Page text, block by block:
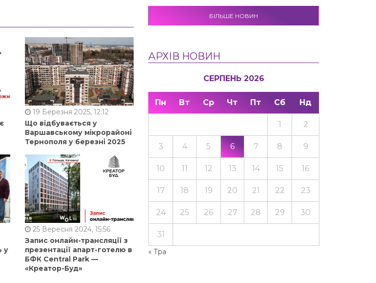
19 Березня 2025, 12:12
Що відбувається у
Варшавському мікрорайоні
Тернополя у березні 2025
у
25 Вересня 2024, 15:56
Запис онлайн-трансляції з
презентації апарт-готелю в
БФК Central Park —
«Креатор-Буд»
БІЛЬШЕ НОВИН
АРХІВ НОВИН
СЕРПЕНЬ 2026
Пн Вт Ср Чт Пт Сб Нд
« Тра
1 2
3 4 5 6 7 8 9
10 11 12 13 14 15 16
17 18 19 20 21 22 23
24 25 26 27 28 29 30
31